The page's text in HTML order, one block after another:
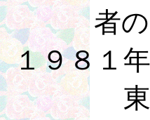
者
１９８１